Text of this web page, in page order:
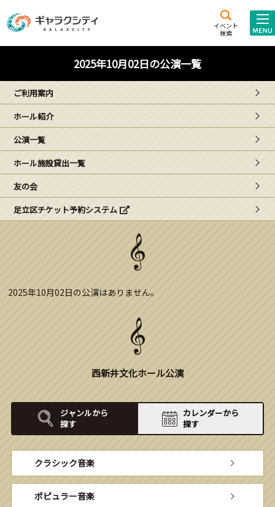
イベント
検索
施設案内
西新井
文化ホール
ギャラクシティとは
こどもみーてぃんぐ
Gがくえん
ブランドからのお知らせ
2025年10月02日の公演一覧
ご利用案内
ホール紹介
公演一覧
ホール施設貸出一覧
友の会
足立区チケット予約システム
2025年10月02日の公演はありません。
西新井文化ホール公演
ジャンルから
探す
カレンダーから
探す
クラシック音楽
ポピュラー音楽